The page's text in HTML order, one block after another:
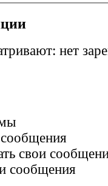
нет
сообщения
свои
сообщения